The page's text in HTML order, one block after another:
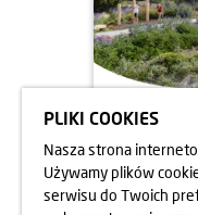
05.05.2025
DZIEŃ
PLIKI COOKIES
Nasza strona
Używamy plików
serwisu do Twoich